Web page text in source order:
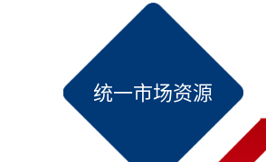
统一市场资源